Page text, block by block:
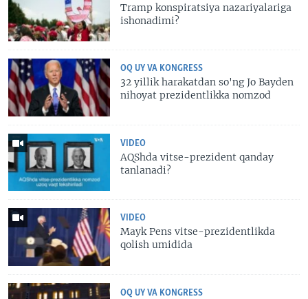
Tramp konspiratsiya nazariyalariga
ishonadimi?
OQ UY VA KONGRESS
32 yillik harakatdan so'ng Jo Bayden
nihoyat prezidentlikka nomzod
VIDEO
AQShda vitse-prezident qanday
tanlanadi?
VIDEO
Mayk Pens vitse-prezidentlikda
qolish umidida
OQ UY VA KONGRESS